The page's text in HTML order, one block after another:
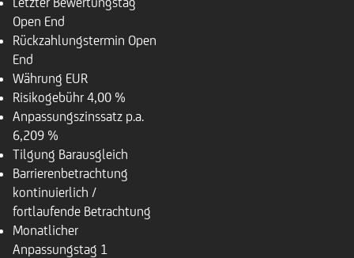
Open End
Rückzahlungstermin Open
End
Währung EUR
Risikogebühr 4,00 %
Anpassungszinssatz p.a.
6,209 %
Tilgung Barausgleich
Barrierenbetrachtung
kontinuierlich /
fortlaufende Betrachtung
Monatlicher
Anpassungstag 1